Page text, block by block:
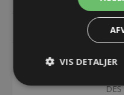
VIS DETALJER